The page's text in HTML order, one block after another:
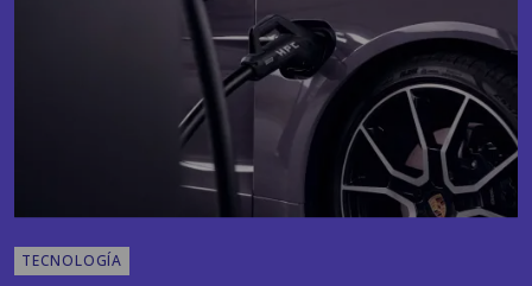
TECNOLOGÍA